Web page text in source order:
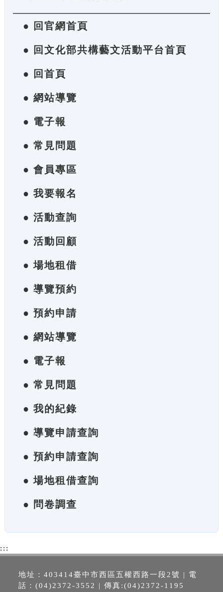
● 回官網首頁
● 回文化部共構藝文活動平台首頁
● 回首頁
● 網站導覽
● 電子報
● 常見問題
● 會員專區
● 我要報名
● 活動查詢
● 活動回顧
● 場地租借
● 導覽預約
● 預約申請
● 網站導覽
● 電子報
● 常見問題
● 我的紀錄
● 導覽申請查詢
● 預約申請查詢
● 場地租借查詢
● 問卷調查
:::
地址：403414臺中市西區五權西路一段2號 | 電
話：(04)2372-3552 | 傳真:(04)2372-1195